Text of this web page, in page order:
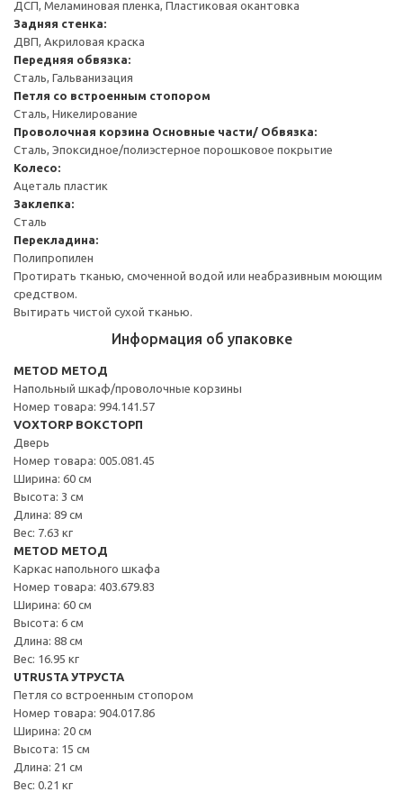
ДСП, Меламиновая пленка, Пластиковая окантовка
Задняя стенка:
ДВП, Акриловая краска
Передняя обвязка:
Сталь, Гальванизация
Петля со встроенным стопором
Сталь, Никелирование
Проволочная корзина Основные части/ Обвязка:
Сталь, Эпоксидное/полиэстерное порошковое покрытие
Колесо:
Ацеталь пластик
Заклепка:
Сталь
Перекладина:
Полипропилен
Протирать тканью, смоченной водой или неабразивным моющим
средством.
Вытирать чистой сухой тканью.
Информация об упаковке
METOD МЕТОД
Напольный шкаф/проволочные корзины
Номер товара: 994.141.57
VOXTORP ВОКСТОРП
Дверь
Номер товара: 005.081.45
Ширина: 60 см
Высота: 3 см
Длина: 89 см
Вес: 7.63 кг
METOD МЕТОД
Каркас напольного шкафа
Номер товара: 403.679.83
Ширина: 60 см
Высота: 6 см
Длина: 88 см
Вес: 16.95 кг
UTRUSTA УТРУСТА
Петля со встроенным стопором
Номер товара: 904.017.86
Ширина: 20 см
Высота: 15 см
Длина: 21 см
Вес: 0.21 кг